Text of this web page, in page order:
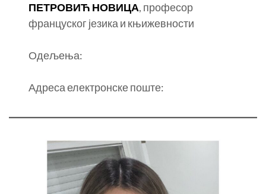
ПЕТРОВИЋ НОВИЦА, професор
француског језика и књижевности
Одељења:
Адреса електронске поште: